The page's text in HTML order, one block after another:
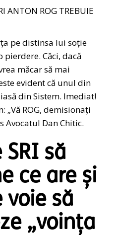
ANTON ROG TREBUIE
pe distinsa lui soție
pierdere. Căci, dacă
măcar să mai
evident că unul din
din Sistem. Imediat!
„Vă ROG, demisionați
Avocatul Dan Chitic.
SRI să
ce are și
voie să
„voința